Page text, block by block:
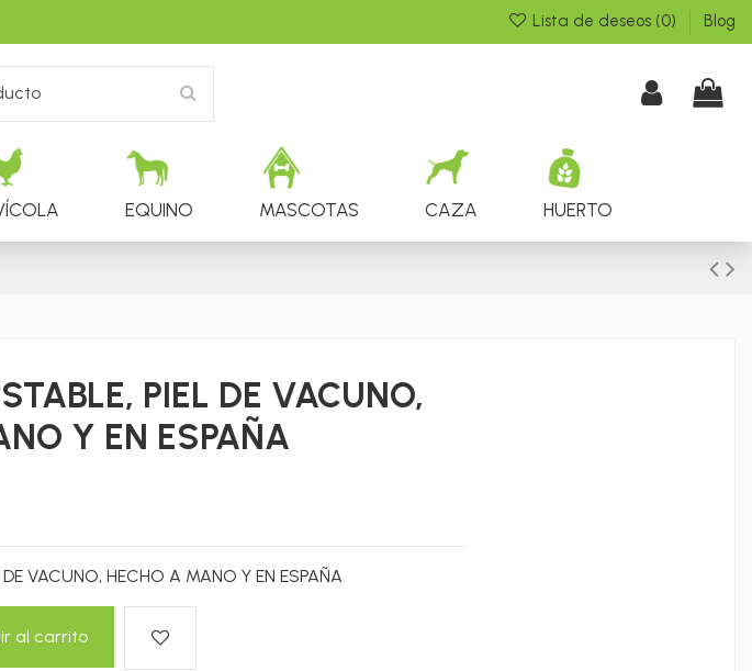
Lista de deseos (0) Blog
EQUINO MASCOTAS CAZA HUERTO
PIEL DE VACUNO,
Y EN ESPAÑA
VACUNO, HECHO A MANO Y EN ESPAÑA
al carrito